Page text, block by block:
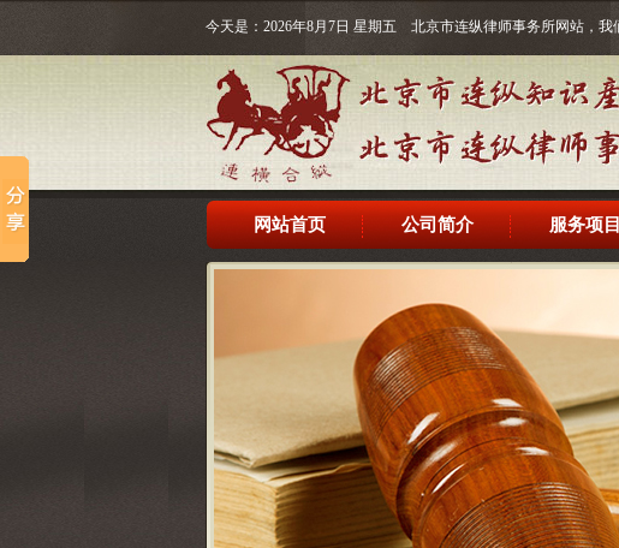
今天是：2026年8月7日 星期五 北京市连纵律师事务所网站，我
网站首页 公司简介 服务项目